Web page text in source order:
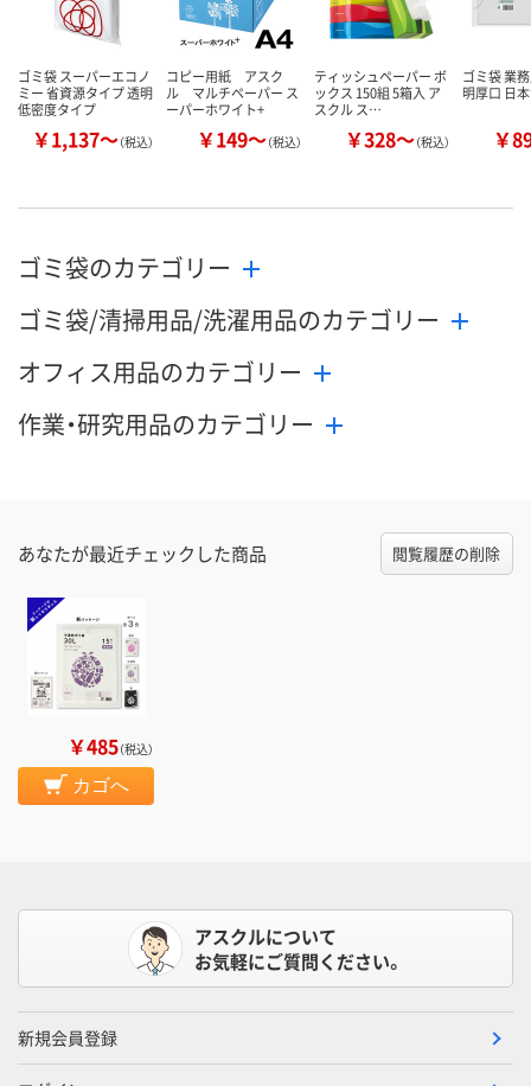
ゴミ袋 スーパーエコノ
ミー 省資源タイプ 透明
低密度タイプ
￥1,137～（税込）
コピー用紙 アスク
ル マルチペーパー ス
ーパーホワイト+
￥149～（税込）
ティッシュペーパー ボ
ックス 150組 5箱入 ア
スクル ス…
￥328～（税込）
ゴミ袋 業
明厚口 日
￥
ゴミ袋のカテゴリー
ゴミ袋/清掃用品/洗濯用品のカテゴリー
オフィス用品のカテゴリー
作業・研究用品のカテゴリー
あなたが最近チェックした商品 閲覧履歴の削除
￥485（税込）
カゴへ
アスクルについて
お気軽にご質問ください。
新規会員登録